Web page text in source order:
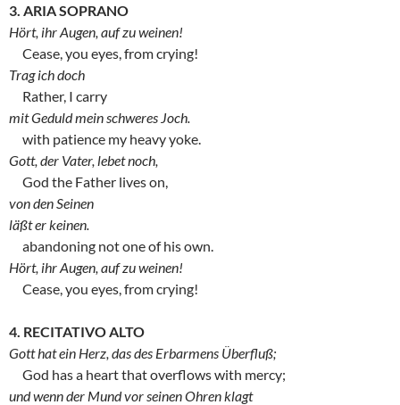
3. ARIA SOPRANO
Hört, ihr Augen, auf zu weinen!
Cease, you eyes, from crying!
Trag ich doch
Rather, I carry
mit Geduld mein schweres Joch.
with patience my heavy yoke.
Gott, der Vater, lebet noch,
God the Father lives on,
von den Seinen
läßt er keinen.
abandoning not one of his own.
Hört, ihr Augen, auf zu weinen!
Cease, you eyes, from crying!
4. RECITATIVO ALTO
Gott hat ein Herz, das des Erbarmens Überfluß;
God has a heart that overflows with mercy;
und wenn der Mund vor seinen Ohren klagt